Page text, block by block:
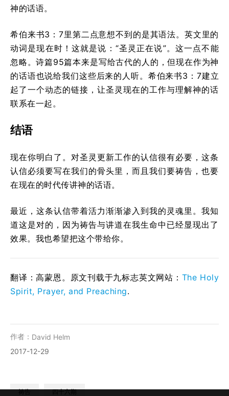
神的话语。
希伯来书3：7里第二点意想不到的是其语法。英文里的
动词是现在时！这就是说：“圣灵正在说”。这一点不能
忽略。诗篇95篇本来是写给古代的人的，但现在作为神
的话语也说给我们这些后来的人听。希伯来书3：7建立
起了一个动态的链接，让圣灵现在的工作与理解神的话
联系在一起。
结语
现在你明白了。对圣灵更新工作的认信很有必要，这条
认信必须要写在我们的骨头里，而且我们要祷告，也要
在现在的时代传讲神的话语。
最近，这条认信带着活力渐渐渗入到我的灵魂里。我知
道这是对的，因为祷告与讲道在我生命中已经显现出了
效果。我也希望把这个带给你。
翻译：高蒙恩。原文刊载于九标志英文网站： The Holy
Spirit, Prayer, and Preaching.
作者： David Helm
2017-12-29
祷告 四十六期